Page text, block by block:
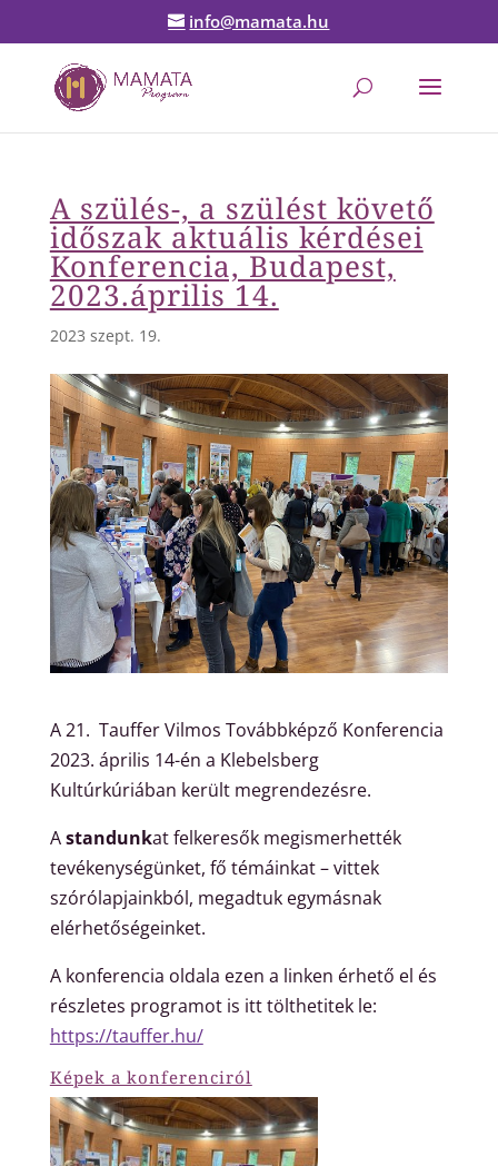
info@mamata.hu
A szülés-, a szülést követő
időszak aktuális kérdései
Konferencia, Budapest,
2023.április 14.
2023 szept. 19.
A 21. Tauffer Vilmos Továbbképző Konferencia
2023. április 14-én a Klebelsberg
Kultúrkúriában került megrendezésre.
Astandunkat felkeresők megismerhették
tevékenységünket, fő témáinkat – vittek
szórólapjainkból, megadtuk egymásnak
elérhetőségeinket.
A konferencia oldala ezen a linken érhető el és
részletes programot is itt tölthetitek le:
https://tauffer.hu/
Képek a konferenciról